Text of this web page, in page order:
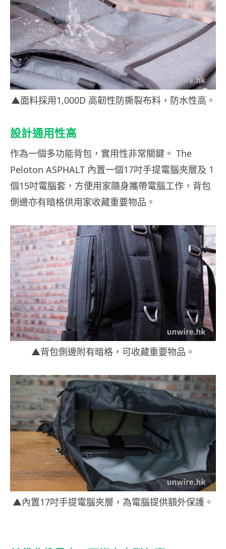
▲面料採用1,000D 高韌性防撕裂布料，防水性高。
設計通用性高
作為一個多功能背包，實用性非常關鍵。 The
Peloton ASPHALT 內置一個17吋手提電腦夾層及 1
個15吋電腦套，方便用家隨身攜帶電腦工作，背包
側邊亦有暗格供用家收藏重要物品。
▲背包側邊附有暗格，可收藏重要物品。
▲內置17吋手提電腦夾層，為電腦提供額外保護。